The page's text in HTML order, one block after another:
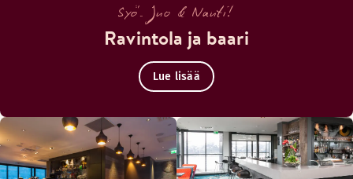
Syö. Juo & Nauti!
Ravintola ja baari
Lue lisää